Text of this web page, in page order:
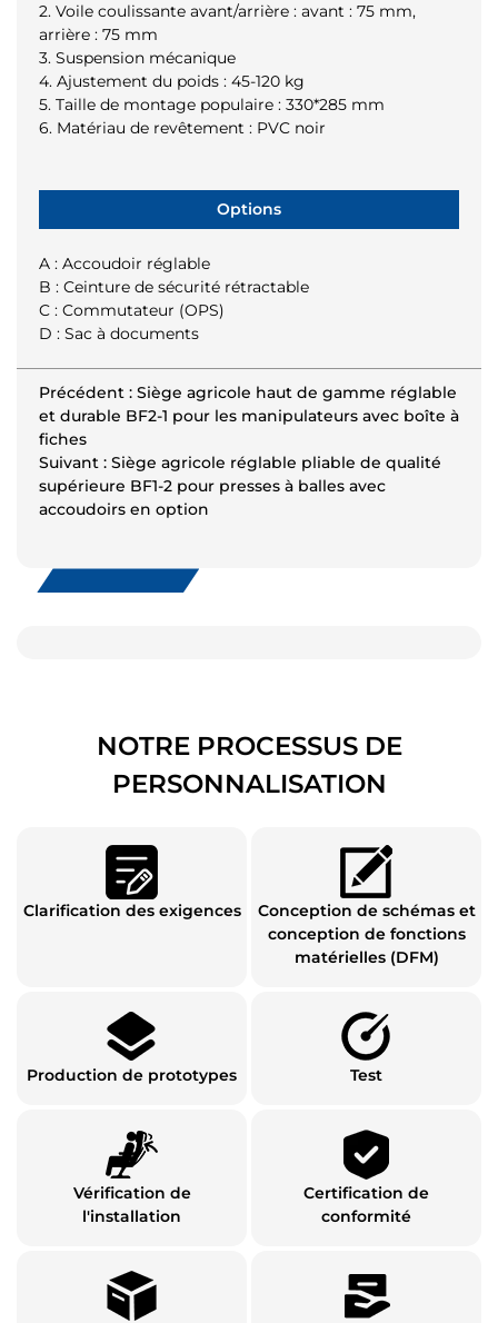
2. Voile coulissante avant/arrière : avant : 75 mm,
arrière : 75 mm
3. Suspension mécanique
4. Ajustement du poids : 45-120 kg
5. Taille de montage populaire : 330*285 mm
6. Matériau de revêtement : PVC noir
Options
A : Accoudoir réglable
B : Ceinture de sécurité rétractable
C : Commutateur (OPS)
D : Sac à documents
Précédent : Siège agricole haut de gamme réglable
et durable BF2-1 pour les manipulateurs avec boîte à
fiches
Suivant : Siège agricole réglable pliable de qualité
supérieure BF1-2 pour presses à balles avec
accoudoirs en option
NOTRE PROCESSUS DE
PERSONNALISATION
Clarification des exigences
Conception de schémas et
conception de fonctions
matérielles (DFM)
Production de prototypes Test
Vérification de
l'installation
Certification de
conformité